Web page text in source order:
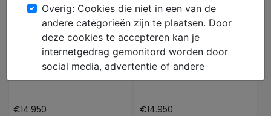
Hinowa Oil en steel 1466
€14.950 €14.950